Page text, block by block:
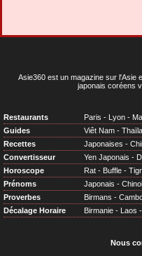
Asie360 est un magazine sur l'Asie
japonais coréens
Restaurants Paris - Lyon -
Guides
Viêt Nam -
Recettes
Japonaises -
Convertisseur
Yen Japonais -
Horoscope
Rat - Buffle -
Prénoms
Japonais -
Proverbes
Birmans -
Décalage Horaire
Birmanie - Laos -
Nous